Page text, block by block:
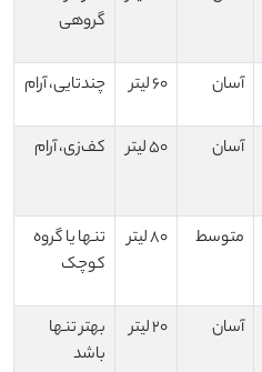
گروهی
آسان 60 لیتر چندتایی، آرام
آسان 50 لیتر کف‌زی، آرام
متوسط 80 لیتر
تنها یا گروه
کوچک
آسان 20 لیتر
بهتر تنها
باشد